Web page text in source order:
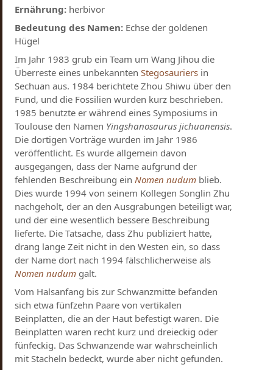
Ernährung: herbivor
Bedeutung des Namen: Echse der goldenen
Hügel
Im Jahr 1983 grub ein Team um Wang Jihou die
Überreste eines unbekanntenStegosauriers in
Sechuan aus. 1984 berichtete Zhou Shiwu über den
Fund, und die Fossilien wurden kurz beschrieben.
1985 benutzte er während eines Symposiums in
Toulouse den Namen Yingshanosaurus jichuanensis.
Die dortigen Vorträge wurden im Jahr 1986
veröffentlicht. Es wurde allgemein davon
ausgegangen, dass der Name aufgrund der
fehlenden Beschreibung einNomen nudum blieb.
Dies wurde 1994 von seinem Kollegen Songlin Zhu
nachgeholt, der an den Ausgrabungen beteiligt war,
und der eine wesentlich bessere Beschreibung
lieferte. Die Tatsache, dass Zhu publiziert hatte,
drang lange Zeit nicht in den Westen ein, so dass
der Name dort nach 1994 fälschlicherweise als
Nomen nudum galt.
Vom Halsanfang bis zur Schwanzmitte befanden
sich etwa fünfzehn Paare von vertikalen
Beinplatten, die an der Haut befestigt waren. Die
Beinplatten waren recht kurz und dreieckig oder
fünfeckig. Das Schwanzende war wahrscheinlich
mit Stacheln bedeckt, wurde aber nicht gefunden.